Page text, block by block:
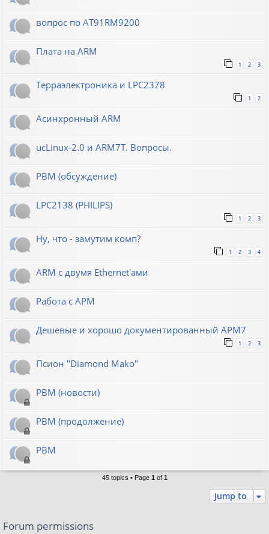
вопрос по AT91RM9200
Плата на ARM
1 2 3
Терраэлектроника и LPC2378
1 2
Асинхронный ARM
ucLinux-2.0 и ARM7T. Вопросы.
РВМ (обсуждение)
LPC2138 (PHILIPS)
1 2 3
Ну, что - замутим комп?
1 2 3 4
ARM с двумя Ethernet'ами
Работа с АРМ
Дешевые и хорошо документированный АРМ7
1 2 3
Псион "Diamond Mako"
РВМ (новости)
РВМ (продолжение)
РВМ
45 topics • Page 1 of 1
Jump to
Forum permissions